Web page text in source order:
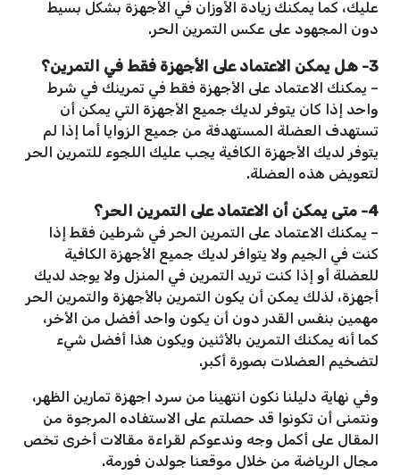
عليك، كما يمكنك زيادة الأوزان في الأجهزة بشكل بسيط
دون المجهود على عكس التمرين الحر.
3- هل يمكن الاعتماد على الأجهزة فقط في التمرين؟
– يمكنك الاعتماد على الأجهزة فقط في تمرينك في شرط
واحد إذا كان يتوفر لديك جميع الأجهزة التي يمكن أن
تستهدف العضلة المستهدفة من جميع الزوايا أما إذا لم
يتوفر لديك الأجهزة الكافية يجب عليك اللجوء للتمرين الحر
لتعويض هذه العضلة.
4- متى يمكن أن الاعتماد على التمرين الحر؟
– يمكنك الاعتماد على التمرين الحر في شرطين فقط إذا
كنت في الجيم ولا يتوافر لديك جميع الأجهزة الكافية
للعضلة أو إذا كنت تريد التمرين في المنزل ولا يوجد لديك
أجهزة، لذلك يمكن أن يكون التمرين بالأجهزة والتمرين الحر
مهمين بنفس القدر دون أن يكون واحد أفضل من الأخر،
كما أنه يمكنك التمرين بالأثنين ويكون هذا أفضل شيء
لتضخيم العضلات بصورة أكبر.
وفي نهاية دليلنا نكون انتهينا من سرد اجهزة تمارين الظهر،
ونتمنى أن تكونوا قد حصلتم على الاستفاده المرجوة من
المقال على أكمل وجه وندعوكم لقراءة مقالات أخرى تخص
مجال الرياضة من خلال موقعنا جولدن فورمة.